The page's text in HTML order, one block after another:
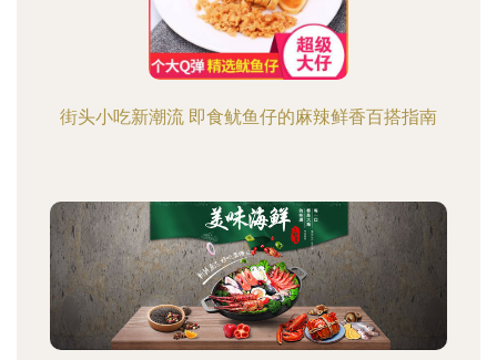
街头小吃新潮流 即食鱿鱼仔的麻辣鲜香百搭指南